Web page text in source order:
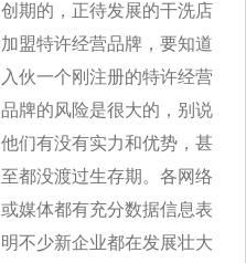
创期的，正待发展的干洗店
加盟特许经营品牌，要知道
入伙一个刚注册的特许经营
品牌的风险是很大的，别说
他们有没有实力和优势，甚
至都没渡过生存期。各网络
或媒体都有充分数据信息表
明不少新企业都在发展壮大